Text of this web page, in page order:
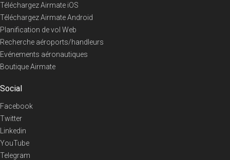
Téléchargez Airmate iOS
Téléchargez Airmate Android
Planification de vol Web
Recherche aéroports/handleurs
Evénements aéronautiques
Boutique Airmate
Social
Facebook
Twitter
Linkedin
YouTube
Telegram